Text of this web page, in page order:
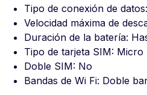
Tipo de conexión de
Velocidad máxima de
Duración de la batería:
Tipo de tarjeta SIM: Micro
Doble SIM: No
Bandas de Wi Fi: Doble